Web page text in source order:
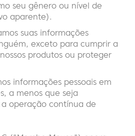
seu gênero ou nível de
aparente).
suas informações
exceto para cumprir a
produtos ou proteger
informações pessoais em
a menos que seja
operação contínua de